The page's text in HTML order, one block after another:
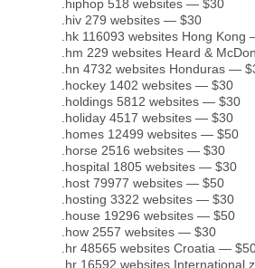
.hiphop 518 websites — $30
.hiv 279 websites — $30
.hk 116093 websites Hong Kong
.hm 229 websites Heard &
.hn 4732 websites Honduras —
.hockey 1402 websites — $30
.holdings 5812 websites — $30
.holiday 4517 websites — $30
.homes 12499 websites — $50
.horse 2516 websites — $30
.hospital 1805 websites — $30
.host 79977 websites — $50
.hosting 3322 websites — $30
.house 19296 websites — $50
.how 2557 websites — $30
.hr 48565 websites Croatia —
.hr 16592 websites International